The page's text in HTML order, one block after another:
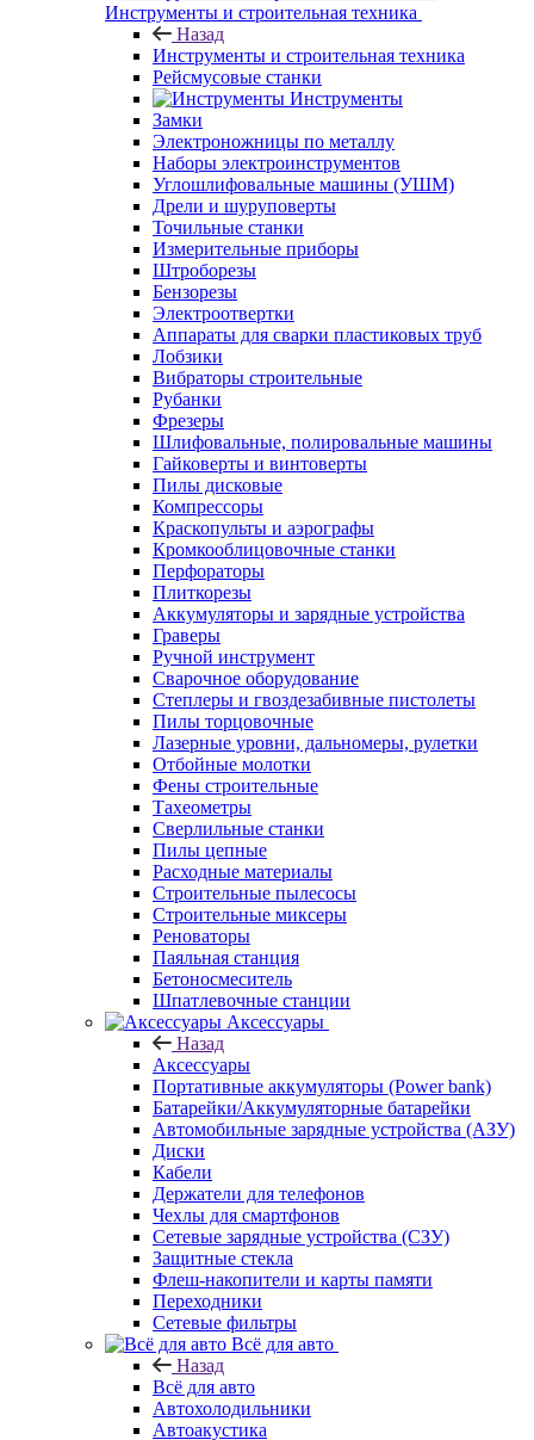
Инструменты и строительная техника
Назад
Инструменты и строительная техника
Рейсмусовые станки
Инструменты
Замки
Электроножницы по металлу
Наборы электроинструментов
Углошлифовальные машины (УШМ)
Дрели и шуруповерты
Точильные станки
Измерительные приборы
Штроборезы
Бензорезы
Электроотвертки
Аппараты для сварки пластиковых труб
Лобзики
Вибраторы строительные
Рубанки
Фрезеры
Шлифовальные, полировальные машины
Гайковерты и винтоверты
Пилы дисковые
Компрессоры
Краскопульты и аэрографы
Кромкооблицовочные станки
Перфораторы
Плиткорезы
Аккумуляторы и зарядные устройства
Граверы
Ручной инструмент
Сварочное оборудование
Степлеры и гвоздезабивные пистолеты
Пилы торцовочные
Лазерные уровни, дальномеры, рулетки
Отбойные молотки
Фены строительные
Тахеометры
Сверлильные станки
Пилы цепные
Расходные материалы
Строительные пылесосы
Строительные миксеры
Реноваторы
Паяльная станция
Бетоносмеситель
Шпатлевочные станции
Аксессуары
Назад
Аксессуары
Портативные аккумуляторы (Power bank)
Батарейки/Аккумуляторные батарейки
Автомобильные зарядные устройства (АЗУ)
Диски
Кабели
Держатели для телефонов
Чехлы для смартфонов
Сетевые зарядные устройства (СЗУ)
Защитные стекла
Флеш-накопители и карты памяти
Переходники
Сетевые фильтры
Всё для авто
Назад
Всё для авто
Автохолодильники
Автоакустика